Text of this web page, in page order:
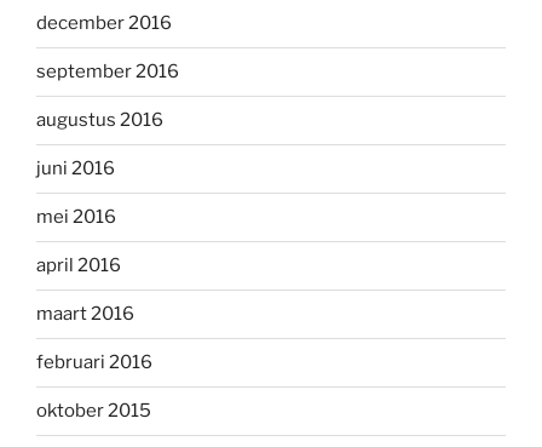
december 2016
september 2016
augustus 2016
juni 2016
mei 2016
april 2016
maart 2016
februari 2016
oktober 2015